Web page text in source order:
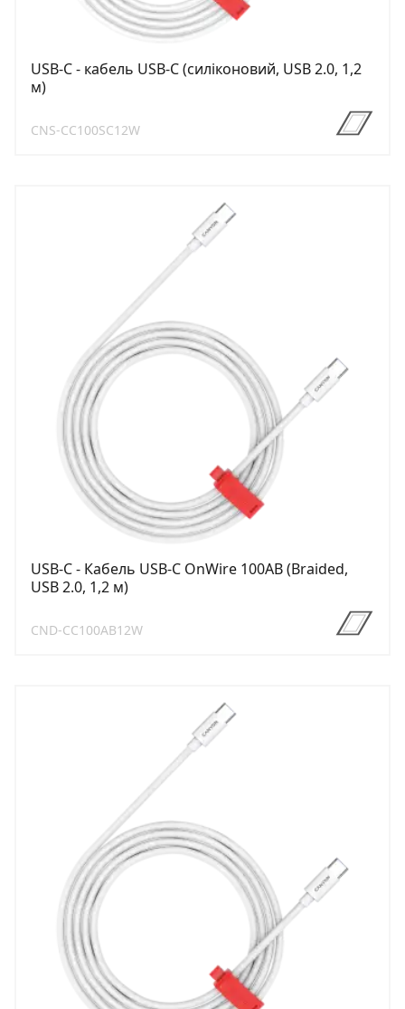
USB-C - кабель USB-C (силіконовий, USB 2.0, 1,2
м)
CNS-CC100SC12W
USB-C - Кабель USB-C OnWire 100AB (Braided,
USB 2.0, 1,2 м)
CND-CC100AB12W